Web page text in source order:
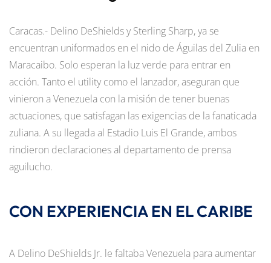
Caracas.- Delino DeShields y Sterling Sharp, ya se
encuentran uniformados en el nido de Águilas del Zulia en
Maracaibo. Solo esperan la luz verde para entrar en
acción. Tanto el utility como el lanzador, aseguran que
vinieron a Venezuela con la misión de tener buenas
actuaciones, que satisfagan las exigencias de la fanaticada
zuliana. A su llegada al Estadio Luis El Grande, ambos
rindieron declaraciones al departamento de prensa
aguilucho.
CON EXPERIENCIA EN EL CARIBE
A Delino DeShields Jr. le faltaba Venezuela para aumentar